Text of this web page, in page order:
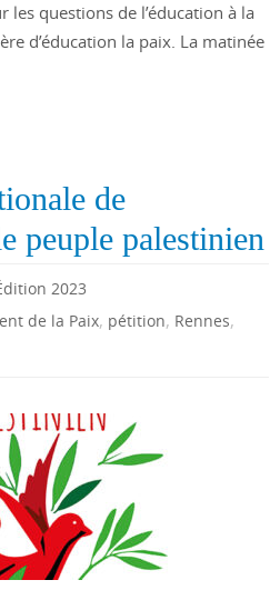
les questions de l’éducation à la
d’éducation la paix. La matinée
de
peuple palestinien
2023
de la Paix, pétition, Rennes,